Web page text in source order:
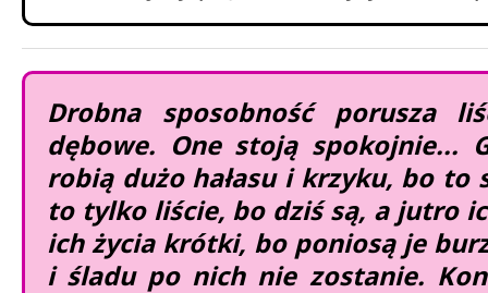
Drobna sposobność porusza
dębowe. One stoją spokojnie...
robią dużo hałasu i krzyku, bo to
to tylko liście, bo dziś są, a jutro
ich życia krótki, bo poniosą je
i śladu po nich nie zostanie.